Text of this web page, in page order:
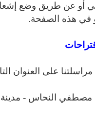
أو عن طريق وضع
في هذه الصفحة.
على العنوان